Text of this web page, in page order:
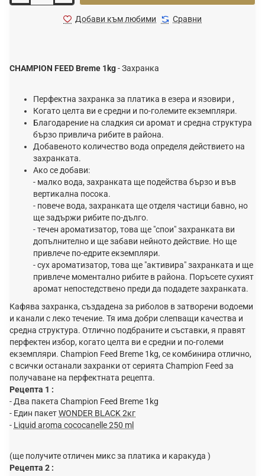
Добави към любими Сравни
CHAMPION FEED Breme 1kg- Захранка
Перфектна захранка за платикa в езерa и язовири ,
Когато целта ви е средни и по-големите екземпляри.
Благодарение на сладкия си аромат и средна структура
бързо привлича рибите в района.
Добавеното количество вода определя действието на
захранката.
Ако се добави:
- малко вода, захранката ще подейства бързо и във
вертикална посока.
- повече вода, захранката ще отделя частици бавно, но
ще задържи рибите по-дълго.
- течен ароматизатор, това ще "спои" захранката ви
допълнително и ще забави нейното действие. Но ще
привлече по-едрите екземпляри.
- сух ароматизатор, това ще "активира" захранката и ще
привлече моментално рибите в района. Поръсете сухият
аромат непостедствено преди да подадете захранката.
Кафява захранка, създадена за риболов в затворени водоеми
и канали с леко течение. Тя има добри слепващи качества и
средна структура. Отлично подбраните и съставки, я правят
перфектен избор, когато целта ви е средни и по-големи
екземпляри. Champion Feed Breme 1kg, се комбинира отлично,
с всички останали захранки от серията Champion Feed за
получаване на перфектната рецепта.
Рецепта 1 :
- Два пакета Champion Feed Breme 1kg
- Един пакетWONDER BLACK 2кг
- Liquid aroma cococanelle 250 ml
(ще получите отличен микс за платика и каракуда )
Рецепта 2 :